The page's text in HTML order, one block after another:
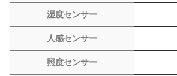
湿度センサー
人感センサー
照度センサー